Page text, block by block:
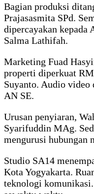
Bagian produksi
Prajasasmita SPd.
dipercayakan
Salma Lathifah.
Marketing Fuad
properti diperkuat
Suyanto. Audio
AN SE.
Urusan penyiaran,
Syarifuddin MAg.
mengurusi hubungan
Studio SA14
Kota Yogyakarta.
teknologi